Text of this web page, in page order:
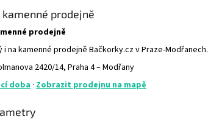
prodejně
prodejně
na kamenné prodejně Bačkorky.cz v Praze-Modřanech.
2420/14, Praha 4 – Modřany
doba · Zobrazit prodejnu na mapě